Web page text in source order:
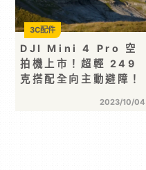
DJI Mini 4 Pro 空
拍機上市！超輕 249
克搭配全向主動避障！
2023/10/04
3C配件